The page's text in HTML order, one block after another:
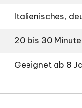
Italienisches,
20 bis 30
Geeignet ab 8